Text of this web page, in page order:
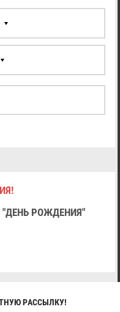
"ДЕНЬ РОЖДЕНИЯ"
РАССЫЛКУ!